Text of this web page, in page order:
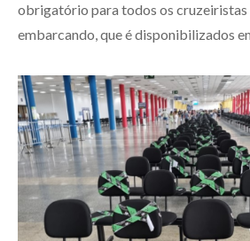
obrigatório para todos os cruzeiristas
embarcando, que é disponibilizados